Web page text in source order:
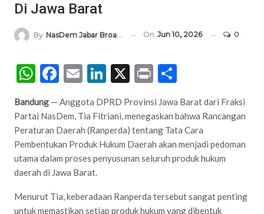
Di Jawa Barat
By NasDem Jabar Broadcasting Network On Jun 10, 2026 0
WhatsApp
Facebook
EmailLinkedIn
X Print
Bandung — Anggota DPRD Provinsi Jawa Barat dari Fraksi
Partai NasDem, Tia Fitriani, menegaskan bahwa Rancangan
Peraturan Daerah (Ranperda) tentang Tata Cara
Pembentukan Produk Hukum Daerah akan menjadi pedoman
utama dalam proses penyusunan seluruh produk hukum
daerah di Jawa Barat.
Menurut Tia, keberadaan Ranperda tersebut sangat penting
untuk memastikan setiap produk hukum yang dibentuk